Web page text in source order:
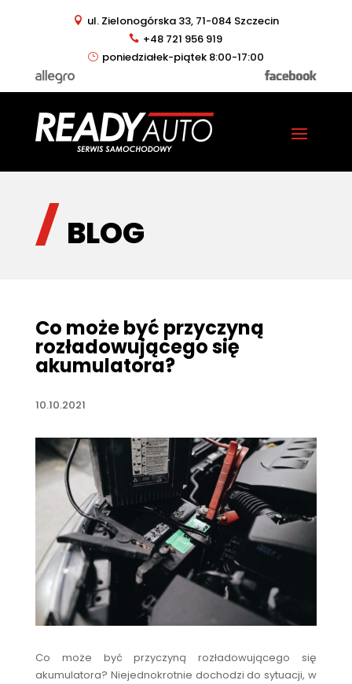
ul. Zielonogórska 33, 71-084 Szczecin
+48 721 956 919
poniedziałek-piątek 8:00-17:00
BLOG
Co może być przyczyną
rozładowującego się
akumulatora?
10.10.2021
Co może być przyczyną rozładowującego się
akumulatora? Niejednokrotnie dochodzi do sytuacji, w